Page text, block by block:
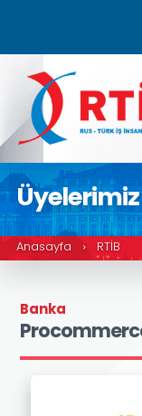
Üyelerimiz
Anasayfa › RTİB
Banka